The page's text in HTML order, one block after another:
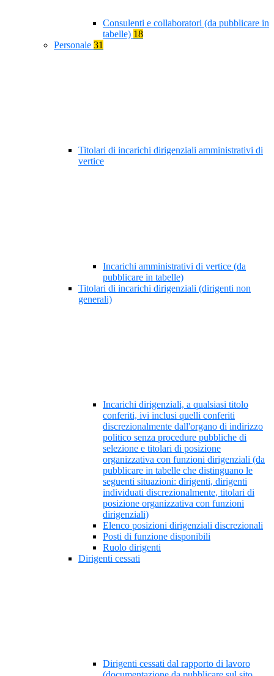
Consulenti e collaboratori (da pubblicare in
tabelle) 18
Personale 31
Titolari di incarichi dirigenziali amministrativi di
vertice
Incarichi amministrativi di vertice (da
pubblicare in tabelle)
Titolari di incarichi dirigenziali (dirigenti non
generali)
Incarichi dirigenziali, a qualsiasi titolo
conferiti, ivi inclusi quelli conferiti
discrezionalmente dall'organo di indirizzo
politico senza procedure pubbliche di
selezione e titolari di posizione
organizzativa con funzioni dirigenziali (da
pubblicare in tabelle che distinguano le
seguenti situazioni: dirigenti, dirigenti
individuati discrezionalmente, titolari di
posizione organizzativa con funzioni
dirigenziali)
Elenco posizioni dirigenziali discrezionali
Posti di funzione disponibili
Ruolo dirigenti
Dirigenti cessati
Dirigenti cessati dal rapporto di lavoro